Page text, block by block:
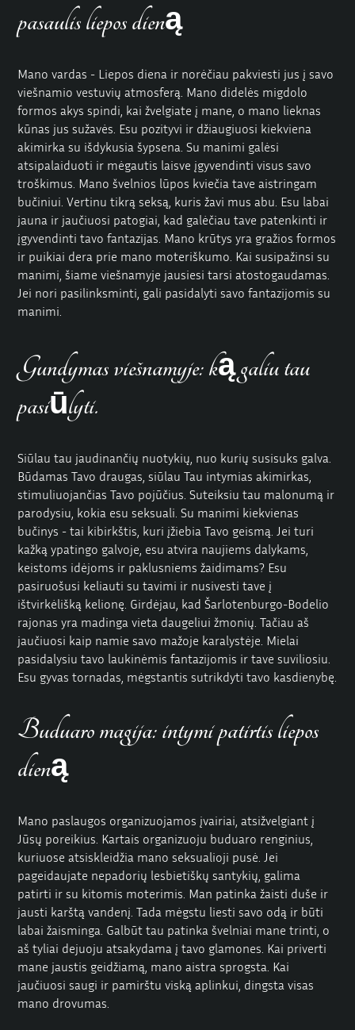
pasaulis liepos dieną
Mano vardas - Liepos diena ir norėčiau pakviesti jus į savo
viešnamio vestuvių atmosferą. Mano didelės migdolo
formos akys spindi, kai žvelgiate į mane, o mano lieknas
kūnas jus sužavės. Esu pozityvi ir džiaugiuosi kiekviena
akimirka su išdykusia šypsena. Su manimi galėsi
atsipalaiduoti ir mėgautis laisve įgyvendinti visus savo
troškimus. Mano švelnios lūpos kviečia tave aistringam
bučiniui. Vertinu tikrą seksą, kuris žavi mus abu. Esu labai
jauna ir jaučiuosi patogiai, kad galėčiau tave patenkinti ir
įgyvendinti tavo fantazijas. Mano krūtys yra gražios formos
ir puikiai dera prie mano moteriškumo. Kai susipažinsi su
manimi, šiame viešnamyje jausiesi tarsi atostogaudamas.
Jei nori pasilinksminti, gali pasidalyti savo fantazijomis su
manimi.
Gundymas viešnamyje: ką galiu tau
pasiūlyti.
Siūlau tau jaudinančių nuotykių, nuo kurių susisuks galva.
Būdamas Tavo draugas, siūlau Tau intymias akimirkas,
stimuliuojančias Tavo pojūčius. Suteiksiu tau malonumą ir
parodysiu, kokia esu seksuali. Su manimi kiekvienas
bučinys - tai kibirkštis, kuri įžiebia Tavo geismą. Jei turi
kažką ypatingo galvoje, esu atvira naujiems dalykams,
keistoms idėjoms ir paklusniems žaidimams? Esu
pasiruošusi keliauti su tavimi ir nusivesti tave į
ištvirkėlišką kelionę. Girdėjau, kad Šarlotenburgo-Bodelio
rajonas yra madinga vieta daugeliui žmonių. Tačiau aš
jaučiuosi kaip namie savo mažoje karalystėje. Mielai
pasidalysiu tavo laukinėmis fantazijomis ir tave suviliosiu.
Esu gyvas tornadas, mėgstantis sutrikdyti tavo kasdienybę.
Buduaro magija: intymi patirtis liepos
dieną
Mano paslaugos organizuojamos įvairiai, atsižvelgiant į
Jūsų poreikius. Kartais organizuoju buduaro renginius,
kuriuose atsiskleidžia mano seksualioji pusė. Jei
pageidaujate nepadorių lesbietiškų santykių, galima
patirti ir su kitomis moterimis. Man patinka žaisti duše ir
jausti karštą vandenį. Tada mėgstu liesti savo odą ir būti
labai žaisminga. Galbūt tau patinka švelniai mane trinti, o
aštyliai dejuoju atsakydama į tavo glamones. Kai priverti
mane jaustis geidžiamą, mano aistra sprogsta. Kai
jaučiuosi saugi ir pamirštu viską aplinkui, dingsta visas
mano drovumas.